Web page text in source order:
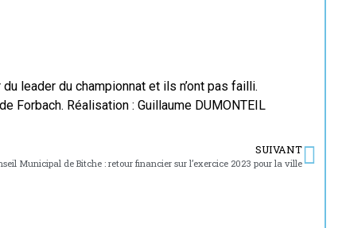
leader du championnat et ils n’ont pas failli.
Forbach. Réalisation : Guillaume DUMONTEIL
SUIVANT
Municipal de Bitche : retour financier sur l’exercice 2023 pour la ville